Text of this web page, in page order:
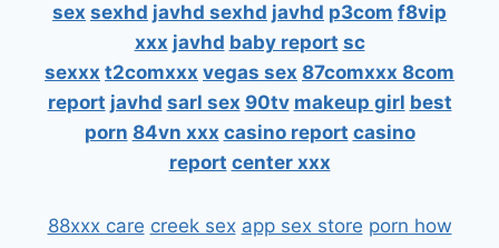
sex sexhd javhd sexhd javhd p3com f8vip
xxx javhd baby report sc
sexxx t2comxxx vegas sex 87comxxx 8com
report javhd sarl sex 90tv makeup girl best
porn 84vn xxx casino report casino
report center xxx
88xxx care creek sex app sex store porn how